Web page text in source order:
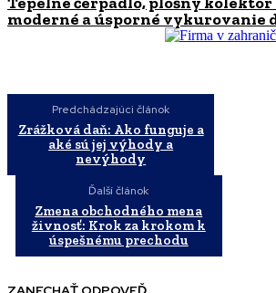
moderné a úsporné vykurovanie
Predchádzajúci článok
Zrážková daň: Ako funguje a
aké sú jej výhody a
nevýhody
Ďalší článok
Zmena obchodného mena
živnosť: Krok za krokom k
úspešnému prechodu